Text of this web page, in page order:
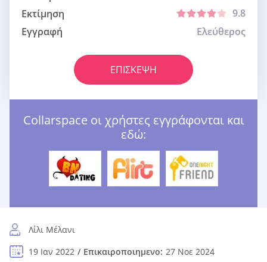
Εκτίμηση
9.8
Εγγραφή
Ελεύθερος
ΕΠΊΣΚΕΨΗ
Collarspace οι χρήστες εγγράφονται και
εδώ:
Λίλι Μέλανι
19 Ιαν 2022
Επικαιροποιημενο: 27 Νοε 2024